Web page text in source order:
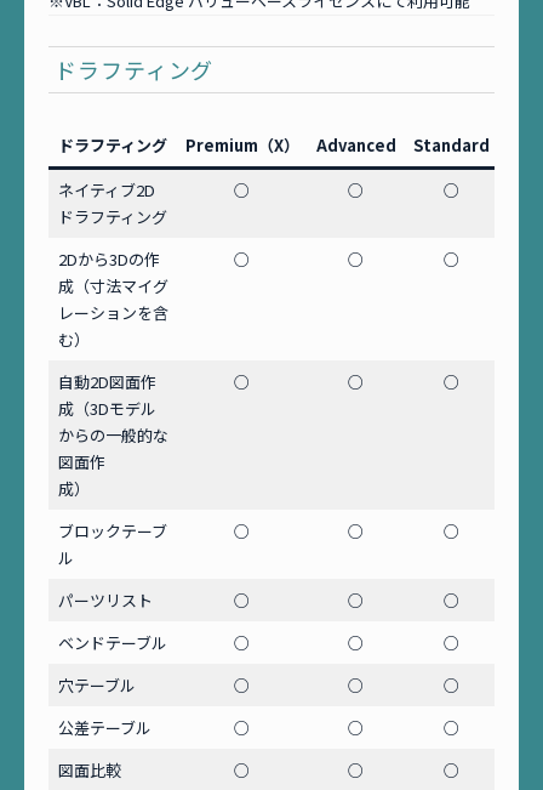
ドラフティング
ドラフティング Premium（X） Advanced
Standard
ネイティブ2D
ドラフティング
○ ○ ○
2Dから3Dの作
成（寸法マイグ
レーションを含
む）
○ ○ ○
自動2D図面作
成（3Dモデル
からの一般的な
図面作
成）
○ ○ ○
ブロックテーブ
ル
○ ○ ○
パーツリスト ○ ○
○
ベンドテーブル
○ ○
○
穴テーブル
○ ○
○
公差テーブル
○ ○
○
図面比較
○ ○
○